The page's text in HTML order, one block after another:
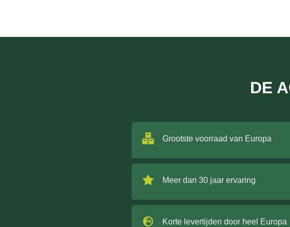
DE
Grootste voorraad van Europa
Meer dan 30 jaar ervaring
Korte levertijden door heel Europa